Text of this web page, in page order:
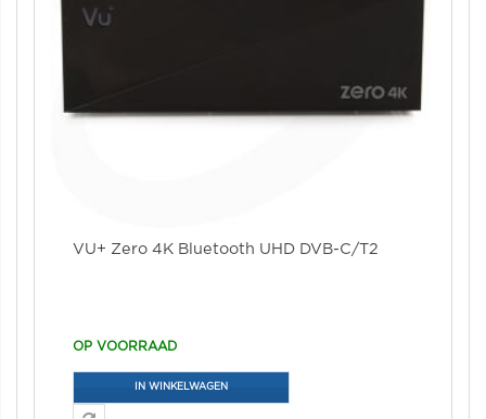
VU+ Zero 4K Bluetooth UHD DVB-C/T2
OP VOORRAAD
IN WINKELWAGEN